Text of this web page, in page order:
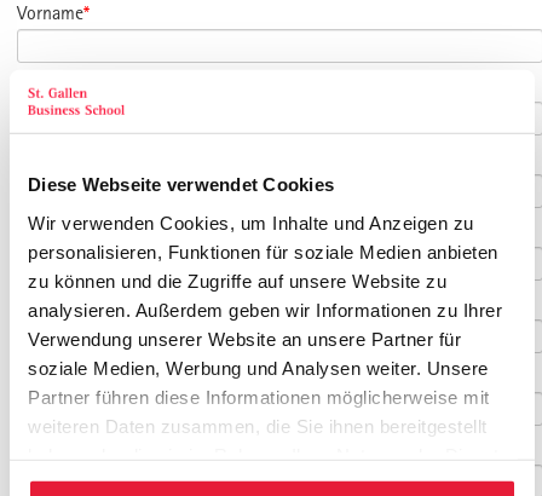
Diese Webseite verwendet Cookies
Wir verwenden Cookies, um Inhalte und Anzeigen zu
personalisieren, Funktionen für soziale Medien anbieten
zu können und die Zugriffe auf unsere Website zu
analysieren. Außerdem geben wir Informationen zu Ihrer
Verwendung unserer Website an unsere Partner für
soziale Medien, Werbung und Analysen weiter. Unsere
Partner führen diese Informationen möglicherweise mit
weiteren Daten zusammen, die Sie ihnen bereitgestellt
gesammelt haben.
Vorname*
Nachname
E-Mail*
Telefon*
Fax